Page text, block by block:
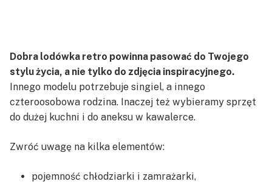
Dobra lodówka retro powinna pasować do Twojego
stylu życia, a nie tylko do zdjęcia inspiracyjnego.
Innego modelu potrzebuje singiel, a innego
czteroosobowa rodzina. Inaczej też wybieramy sprzęt
do dużej kuchni i do aneksu w kawalerce.
Zwróć uwagę na kilka elementów:
pojemność chłodziarki i zamrażarki,